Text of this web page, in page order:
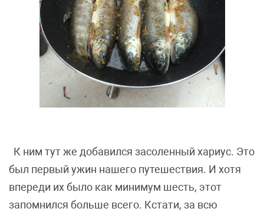
К ним тут же добавился засоленный хариус. Это
был первый ужин нашего путешествия. И хотя
впереди их было как минимум шесть, этот
запомнился больше всего. Кстати, за всю